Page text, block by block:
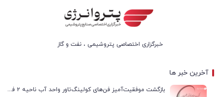
خبرگزاری اختصاصی پتروشیمی ، نفت و گاز
آخرین خبر ها
بازگشت موفقیت‌آمیز فن‌های کولینگ‌تاور واحد آب ناحیه ۲ فجر انرژی به مدار تولید